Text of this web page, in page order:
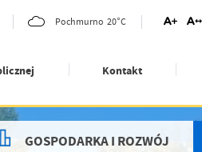
Pochmurno 20°C
Kontakt
GOSPODARKA I ROZWÓJ